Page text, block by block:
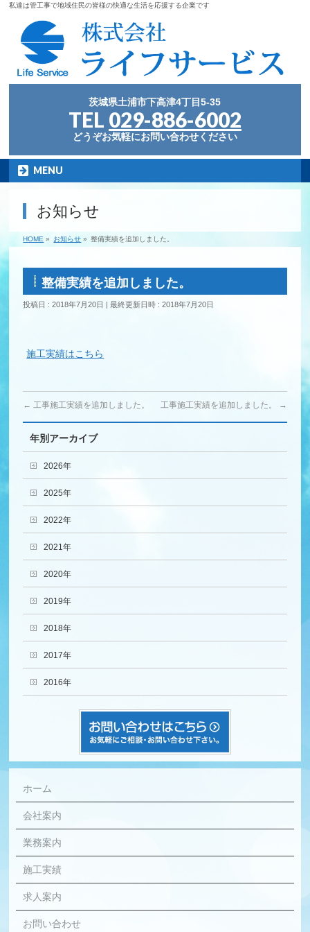
私達は管工事で地域住民の皆様の快適な生活を応援する企業です
茨城県土浦市下高津4丁目5-35
TEL 029-886-6002
どうぞお気軽にお問い合わせください
MENU
お知らせ
HOME » お知らせ » 整備実績を追加しました。
整備実績を追加しました。
投稿日 : 2018年7月20日 最終更新日時 : 2018年7月20日
施工実績はこちら
← 工事施工実績を追加しました。 工事施工実績を追加しました。 →
年別アーカイブ
2026年
2025年
2022年
2021年
2020年
2019年
2018年
2017年
2016年
ホーム
会社案内
業務案内
施工実績
求人案内
お問い合わせ